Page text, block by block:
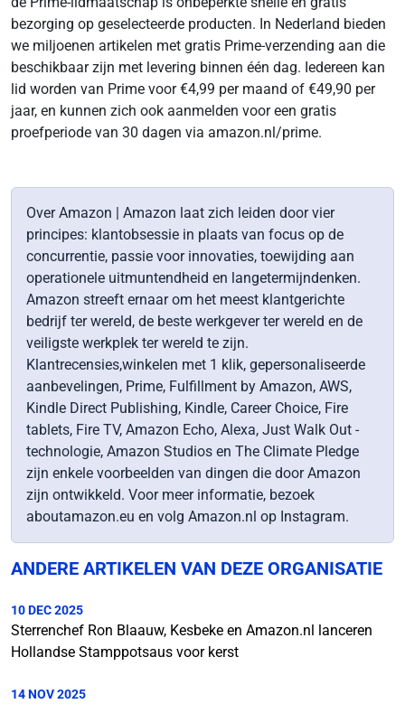
bezorging op geselecteerde producten. In Nederland bieden
we miljoenen artikelen met gratis Prime-verzending aan die
beschikbaar zijn met levering binnen één dag. Iedereen kan
lid worden van Prime voor €4,99 per maand of €49,90 per
jaar, en kunnen zich ook aanmelden voor een gratis
proefperiode van 30 dagen via amazon.nl/prime.
Over Amazon | Amazon laat zich leiden door vier
principes: klantobsessie in plaats van focus op de
concurrentie, passie voor innovaties, toewijding aan
operationele uitmuntendheid en langetermijndenken.
Amazon streeft ernaar om het meest klantgerichte
bedrijf ter wereld, de beste werkgever ter wereld en de
veiligste werkplek ter wereld te zijn.
Klantrecensies,winkelen met 1 klik, gepersonaliseerde
aanbevelingen, Prime, Fulfillment by Amazon, AWS,
Kindle Direct Publishing, Kindle, Career Choice, Fire
tablets, Fire TV, Amazon Echo, Alexa, Just Walk Out -
technologie, Amazon Studios en The Climate Pledge
zijn enkele voorbeelden van dingen die door Amazon
zijn ontwikkeld. Voor meer informatie, bezoek
aboutamazon.eu en volg Amazon.nl op Instagram.
ANDERE ARTIKELEN VAN DEZE ORGANISATIE
10 DEC 2025
Sterrenchef Ron Blaauw, Kesbeke en Amazon.nl lanceren
Hollandse Stamppotsaus voor kerst
14 NOV 2025